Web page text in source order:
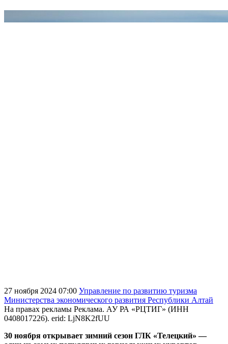
27 ноября 2024 07:00 Управление по развитию туризма
Министерства экономического развития Республики Алтай
На правах рекламы Реклама. АУ РА «РЦТИГ» (ИНН
0408017226). erid: LjN8K2fUU
30 ноября открывает зимний сезон ГЛК «Телецкий» —